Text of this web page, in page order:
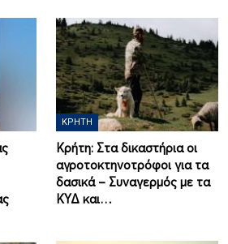
ΚΡΉΤΗ
Κρήτη: Στα δικαστήρια οι
αγροτοκτηνοτρόφοι για τα
δασικά – Συναγερμός με τα
ΚΥΔ και…